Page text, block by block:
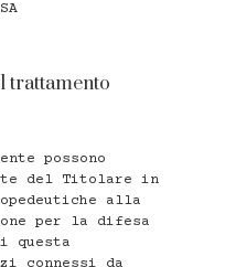
trattamento
possono
del Titolare in
alla
per la difesa
questa
connessi da